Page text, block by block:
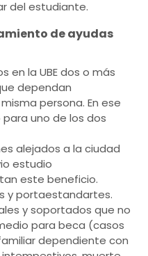
del estudiante.
de ayudas
en la UBE dos o más
dependan
persona. En ese
uno de los dos
alejados a la ciudad
estudio
este beneficio.
y portaestandartes.
y soportados que no
para beca (casos
dependiente con